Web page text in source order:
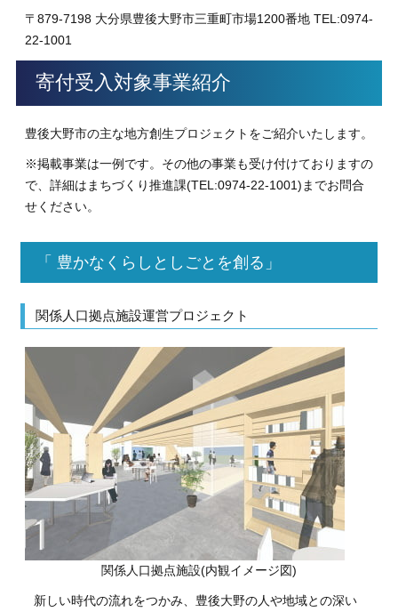
〒879-7198 大分県豊後大野市三重町市場1200番地 TEL:0974-
22-1001
寄付受入対象事業紹介
豊後大野市の主な地方創生プロジェクトをご紹介いたします。
※掲載事業は一例です。その他の事業も受け付けておりますの
で、詳細はまちづくり推進課(TEL:0974-22-1001)までお問合
せください。
「 豊かなくらしとしごとを創る」
関係人口拠点施設運営プロジェクト
関係人口拠点施設(内観イメージ図)
新しい時代の流れをつかみ、豊後大野の人や地域との深い